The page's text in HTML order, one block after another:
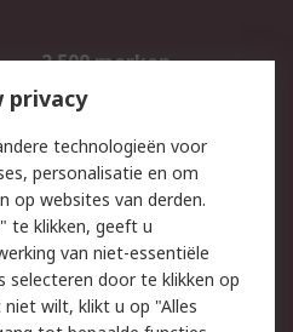
2.500 merken
Inkoopoplossingen
Email veiligheid
Websitevoorwaarden
privacy
technologieën voor
personalisatie en om
op websites van derden.
te klikken, geeft u
van niet-essentiële
selecteren door te klikken op
wilt, klikt u op "Alles